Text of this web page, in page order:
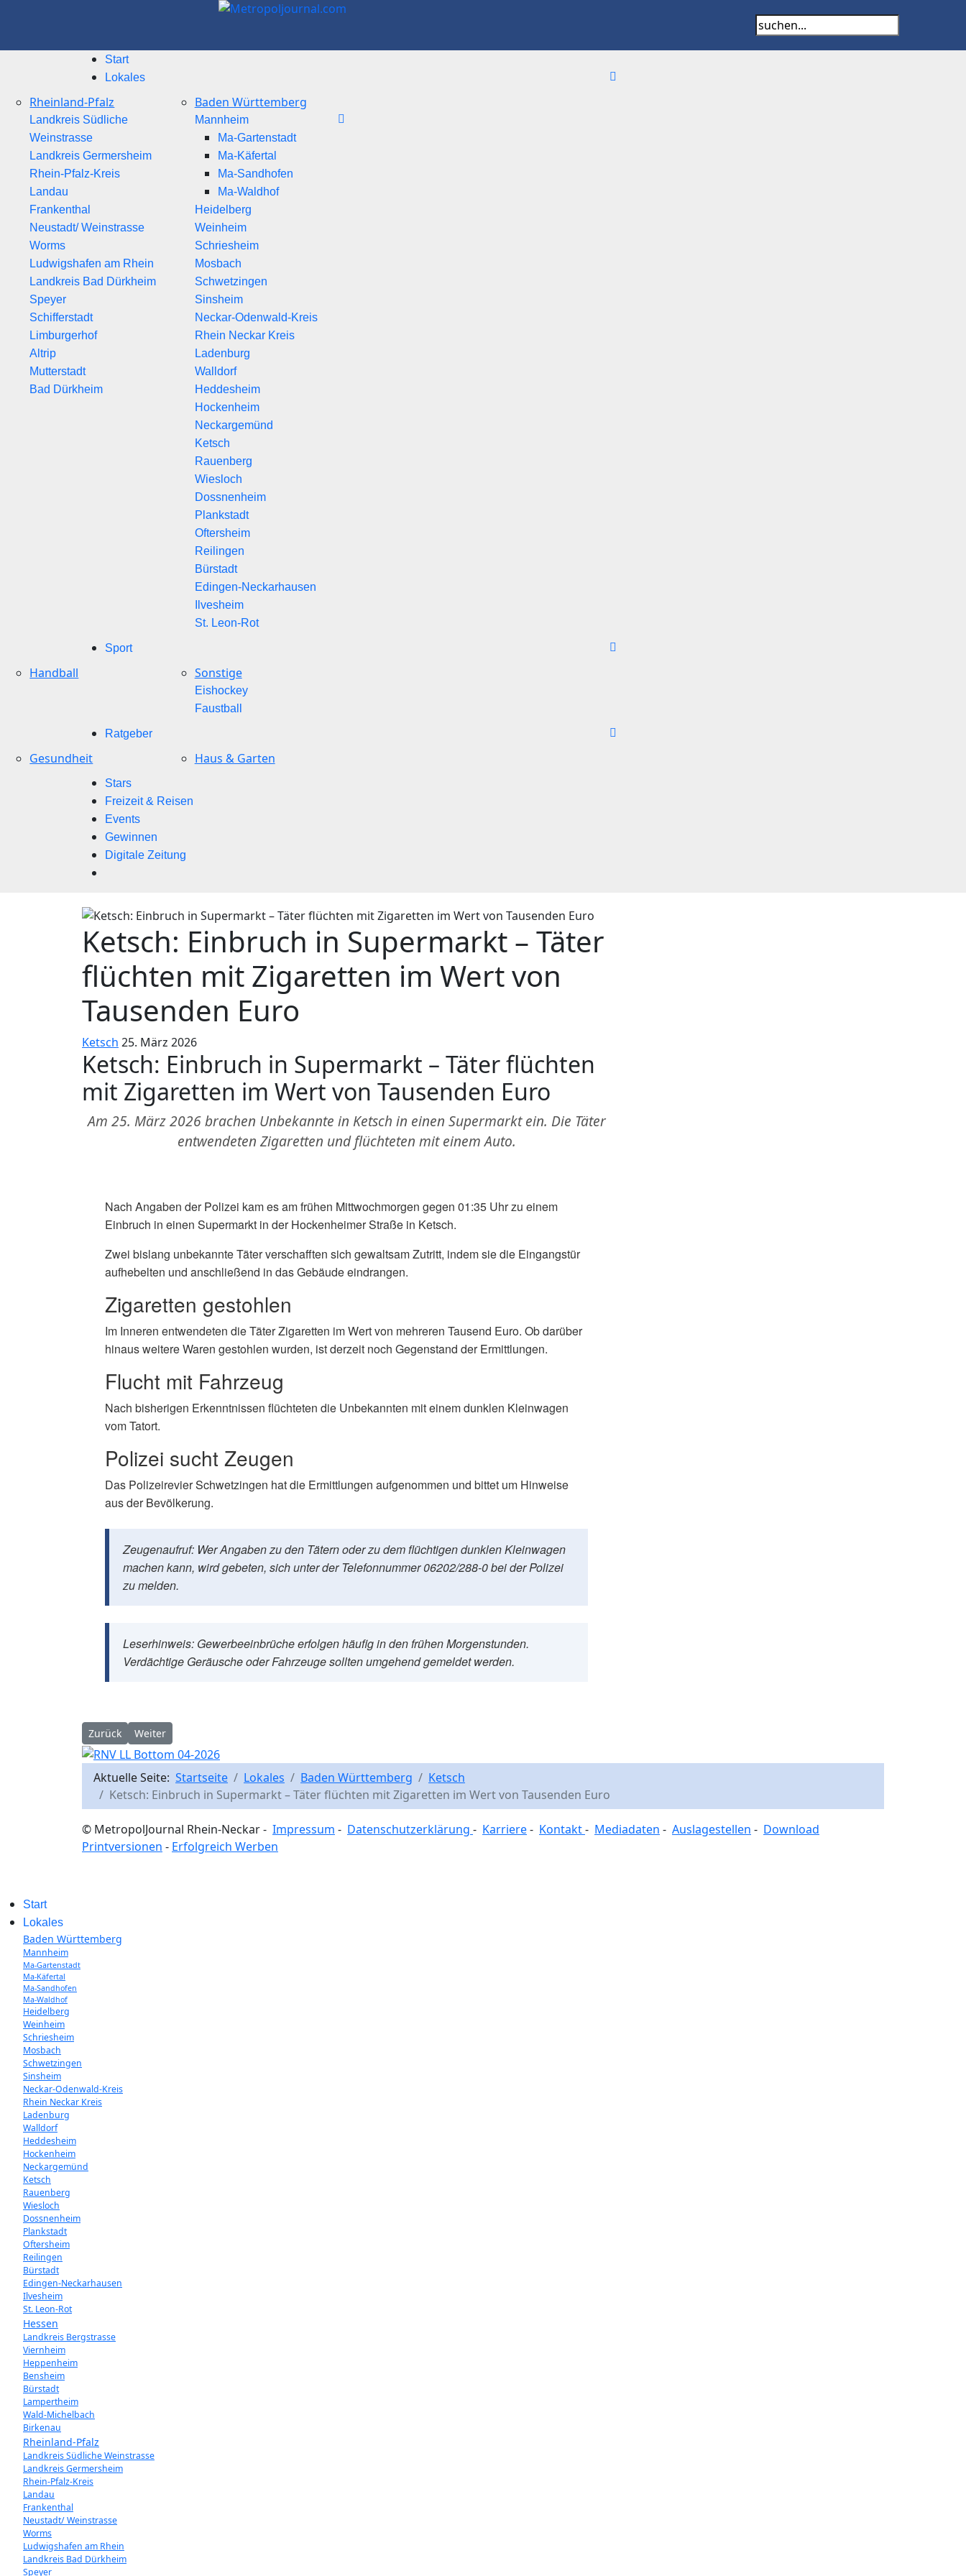
Start
Lokales
Rheinland-Pfalz
Landkreis Südliche
Weinstrasse
Landkreis Germersheim
Rhein-Pfalz-Kreis
Landau
Frankenthal
Neustadt/ Weinstrasse
Worms
Ludwigshafen am Rhein
Landkreis Bad Dürkheim
Speyer
Schifferstadt
Limburgerhof
Altrip
Mutterstadt
Bad Dürkheim
Baden Württemberg
Mannheim
Ma-Gartenstadt
Ma-Käfertal
Ma-Sandhofen
Ma-Waldhof
Heidelberg
Weinheim
Schriesheim
Mosbach
Schwetzingen
Sinsheim
Neckar-Odenwald-Kreis
Rhein Neckar Kreis
Ladenburg
Walldorf
Heddesheim
Hockenheim
Neckargemünd
Ketsch
Rauenberg
Wiesloch
Dossnenheim
Plankstadt
Oftersheim
Reilingen
Bürstadt
Edingen-Neckarhausen
Ilvesheim
St. Leon-Rot
Sport
Handball Sonstige
Eishockey
Faustball
Ratgeber
Gesundheit Haus & Garten
Stars
Freizeit & Reisen
Events
Gewinnen
Digitale Zeitung
Ketsch: Einbruch in Supermarkt – Täter
flüchten mit Zigaretten im Wert von
Tausenden Euro
Ketsch 25. März 2026
Ketsch: Einbruch in Supermarkt – Täter flüchten
mit Zigaretten im Wert von Tausenden Euro
Am 25. März 2026 brachen Unbekannte in Ketsch in einen Supermarkt ein. Die Täter
entwendeten Zigaretten und flüchteten mit einem Auto.
Nach Angaben der Polizei kam es am frühen Mittwochmorgen gegen 01:35 Uhr zu einem
Einbruch in einen Supermarkt in der Hockenheimer Straße in Ketsch.
Zwei bislang unbekannte Täter verschafften sich gewaltsam Zutritt, indem sie die Eingangstür
aufhebelten und anschließend in das Gebäude eindrangen.
Zigaretten gestohlen
Im Inneren entwendeten die Täter Zigaretten im Wert von mehreren Tausend Euro. Ob darüber
hinaus weitere Waren gestohlen wurden, ist derzeit noch Gegenstand der Ermittlungen.
Flucht mit Fahrzeug
Nach bisherigen Erkenntnissen flüchteten die Unbekannten mit einem dunklen Kleinwagen
vom Tatort.
Polizei sucht Zeugen
Das Polizeirevier Schwetzingen hat die Ermittlungen aufgenommen und bittet um Hinweise
aus der Bevölkerung.
Zeugenaufruf: Wer Angaben zu den Tätern oder zu dem flüchtigen dunklen Kleinwagen
machen kann, wird gebeten, sich unter der Telefonnummer 06202/288-0 bei der Polizei
zu melden.
Leserhinweis: Gewerbeeinbrüche erfolgen häufig in den frühen Morgenstunden.
Verdächtige Geräusche oder Fahrzeuge sollten umgehend gemeldet werden.
Vorheriger Beitrag: Ketsch: Erneuter Einbruch in Supermarkt – Täter stehlen erneut Zigaretten
Zurück Nächster Beitrag: Ketsch: Vorfahrt missachtet – Verkehrsunfall mit rund 20.000 Euro Schaden
Weiter
Aktuelle Seite: Startseite Lokales Baden Württemberg
Ketsch
Ketsch: Einbruch in Supermarkt – Täter flüchten mit Zigaretten im Wert von Tausenden Euro
© MetropolJournal Rhein-Neckar - Impressum - Datenschutzerklärung - Karriere- Kontakt- Mediadaten - Auslagestellen - Download
Printversionen - Erfolgreich Werben
Start
Lokales
Baden Württemberg
Mannheim
Ma-Gartenstadt
Ma-Käfertal
Ma-Sandhofen
Ma-Waldhof
Heidelberg
Weinheim
Schriesheim
Mosbach
Schwetzingen
Sinsheim
Neckar-Odenwald-Kreis
Rhein Neckar Kreis
Ladenburg
Walldorf
Heddesheim
Hockenheim
Neckargemünd
Ketsch
Rauenberg
Wiesloch
Dossnenheim
Plankstadt
Oftersheim
Reilingen
Bürstadt
Edingen-Neckarhausen
Ilvesheim
St. Leon-Rot
Hessen
Landkreis Bergstrasse
Viernheim
Heppenheim
Bensheim
Bürstadt
Lampertheim
Wald-Michelbach
Birkenau
Rheinland-Pfalz
Landkreis Südliche Weinstrasse
Landkreis Germersheim
Rhein-Pfalz-Kreis
Landau
Frankenthal
Neustadt/ Weinstrasse
Worms
Ludwigshafen am Rhein
Landkreis Bad Dürkheim
Speyer